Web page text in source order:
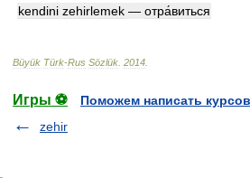
kendini zehirlemek — отра́виться
Büyük Türk-Rus Sözlük 2014
Игры ⚽
Поможем написать
zehir